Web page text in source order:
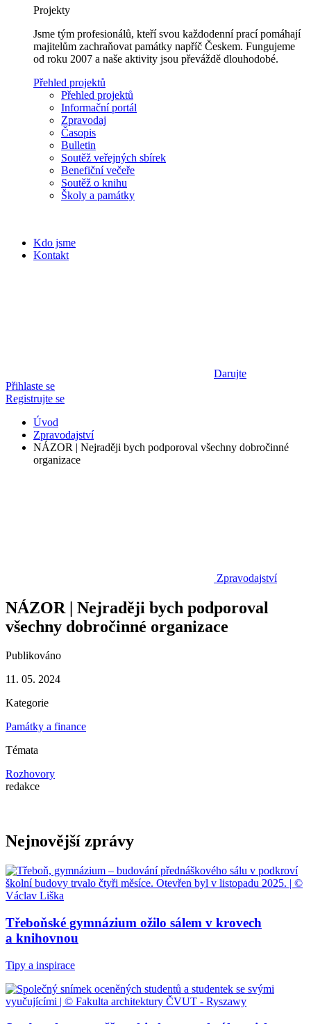
Projekty
Jsme tým profesionálů, kteří svou každodenní prací pomáhají
majitelům zachraňovat památky napříč Českem. Fungujeme
od roku 2007 a naše aktivity jsou převáždě dlouhodobé.
Přehled projektů
Přehled projektů
Informační portál
Zpravodaj
Časopis
Bulletin
Soutěž veřejných sbírek
Benefiční večeře
Soutěž o knihu
Školy a památky
Kdo jsme
Kontakt
Darujte
Přihlaste se
Registrujte se
Úvod
Zpravodajství
NÁZOR | Nejraději bych podporoval všechny dobročinné
organizace
Zpravodajství
NÁZOR | Nejraději bych podporoval
všechny dobročinné organizace
Publikováno
11. 05. 2024
Kategorie
Památky a finance
Témata
Rozhovory
redakce
Nejnovější zprávy
Třeboňské gymnázium ožilo sálem v krovech
a knihovnou
Tipy a inspirace